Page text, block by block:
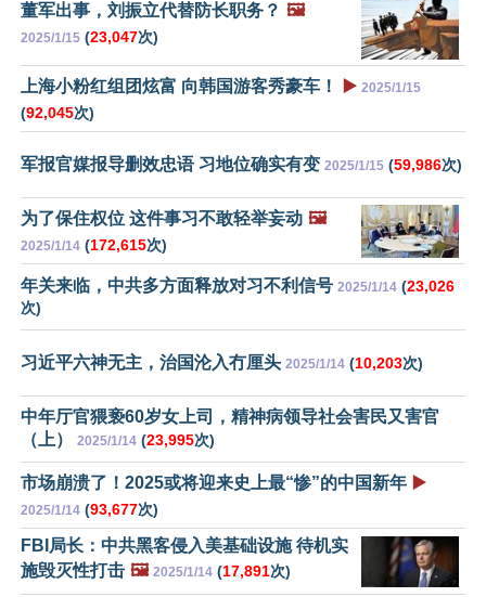
董军出事，刘振立代替防长职务？ 🖼️
2025/1/15 (23,047次)
上海小粉红组团炫富 向韩国游客秀豪车！ ▶️ 2025/1/15
(92,045次)
军报官媒报导删效忠语 习地位确实有变 2025/1/15 (59,986次)
为了保住权位 这件事习不敢轻举妄动 🖼️
2025/1/14 (172,615次)
年关来临，中共多方面释放对习不利信号 2025/1/14 (23,026
次)
习近平六神无主，治国沦入冇厘头 2025/1/14 (10,203次)
中年厅官猥亵60岁女上司，精神病领导社会害民又害官
（上）
2025/1/14 (23,995次)
市场崩溃了！2025或将迎来史上最“惨”的中国新年 ▶️
2025/1/14 (93,677次)
FBI局长：中共黑客侵入美基础设施 待机实
施毁灭性打击 🖼️ 2025/1/14 (17,891次)